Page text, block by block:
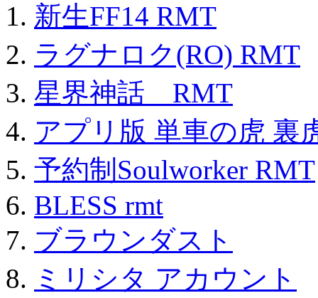
新生FF14 RMT
ラグナロク(RO) RMT
星界神話 RMT
アプリ版 単車の虎 裏
予約制Soulworker RMT
BLESS rmt
ブラウンダスト
ミリシタ アカウント